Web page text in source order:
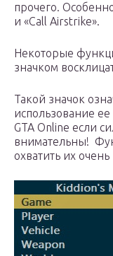
прочего.
и «Call Airstrike».
Некоторые
значком
Такой значок
использование
GTA Online если
внимательны!
охватить их очень